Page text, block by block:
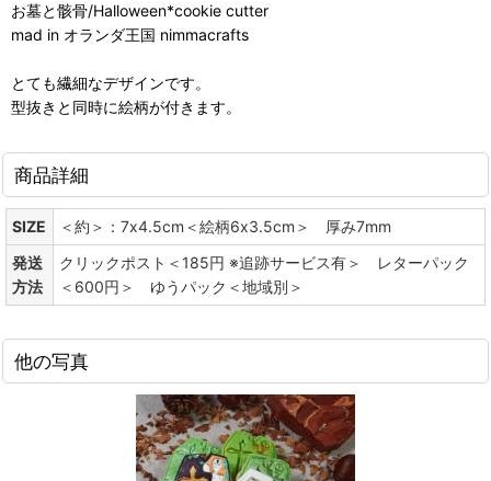
お墓と骸骨/Halloween*cookie cutter
mad in オランダ王国 nimmacrafts
とても繊細なデザインです。
型抜きと同時に絵柄が付きます。
商品詳細
SIZE
＜約＞：7x4.5cm＜絵柄6x3.5cm＞ 厚み7mm
発送
方法
クリックポスト＜185円 ※追跡サービス有＞ レターパック
＜600円＞ ゆうパック＜地域別＞
他の写真